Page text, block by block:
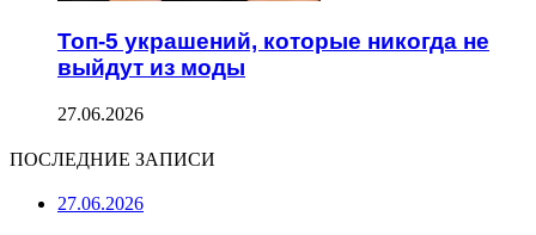
Топ-5 украшений, которые никогда не
выйдут из моды
27.06.2026
ПОСЛЕДНИЕ ЗАПИСИ
27.06.2026